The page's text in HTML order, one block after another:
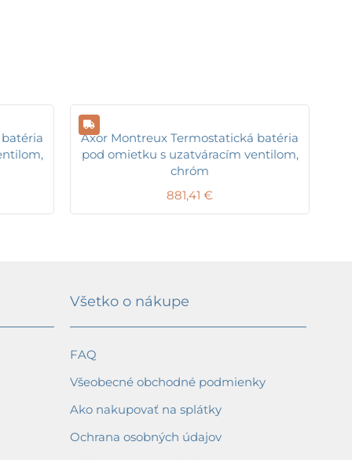
Axor Montreux Termostatická batéria
pod omietku s uzatváracím ventilom,
chróm
881,41 €
Všetko o nákupe
FAQ
Všeobecné obchodné podmienky
Ako nakupovať na splátky
Ochrana osobných údajov